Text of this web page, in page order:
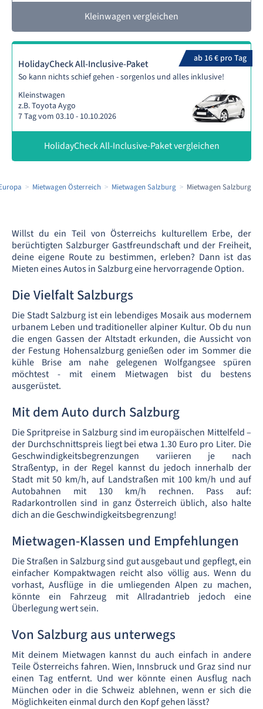
Kleinwagen vergleichen
ab 16 € pro Tag
HolidayCheck All-Inclusive-Paket
So kann nichts schief gehen - sorgenlos und alles inklusive!
Kleinstwagen
z.B. Toyota Aygo
7 Tag vom 03.10 - 10.10.2026
HolidayCheck All-Inclusive-Paket vergleichen
Mietwagen Österreich Mietwagen Salzburg Mietwagen Salzburg
Willst du ein Teil von Österreichs kulturellem Erbe, der
berüchtigten Salzburger Gastfreundschaft und der Freiheit,
deine eigene Route zu bestimmen, erleben? Dann ist das
Mieten eines Autos in Salzburg eine hervorragende Option.
Die Vielfalt Salzburgs
Die Stadt Salzburg ist ein lebendiges Mosaik aus modernem
urbanem Leben und traditioneller alpiner Kultur. Ob du nun
die engen Gassen der Altstadt erkunden, die Aussicht von
der Festung Hohensalzburg genießen oder im Sommer die
kühle Brise am nahe gelegenen Wolfgangsee spüren
möchtest - mit einem Mietwagen bist du bestens
ausgerüstet.
Mit dem Auto durch Salzburg
Die Spritpreise in Salzburg sind im europäischen Mittelfeld –
der Durchschnittspreis liegt bei etwa 1.30 Euro pro Liter. Die
Geschwindigkeitsbegrenzungen variieren je nach
Straßentyp, in der Regel kannst du jedoch innerhalb der
Stadt mit 50 km/h, auf Landstraßen mit 100 km/h und auf
Autobahnen mit 130 km/h rechnen. Pass auf:
Radarkontrollen sind in ganz Österreich üblich, also halte
dich an die Geschwindigkeitsbegrenzung!
Mietwagen-Klassen und Empfehlungen
Die Straßen in Salzburg sind gut ausgebaut und gepflegt, ein
einfacher Kompaktwagen reicht also völlig aus. Wenn du
vorhast, Ausflüge in die umliegenden Alpen zu machen,
könnte ein Fahrzeug mit Allradantrieb jedoch eine
Überlegung wert sein.
Von Salzburg aus unterwegs
Mit deinem Mietwagen kannst du auch einfach in andere
Teile Österreichs fahren. Wien, Innsbruck und Graz sind nur
einen Tag entfernt. Und wer könnte einen Ausflug nach
München oder in die Schweiz ablehnen, wenn er sich die
Möglichkeiten einmal durch den Kopf gehen lässt?